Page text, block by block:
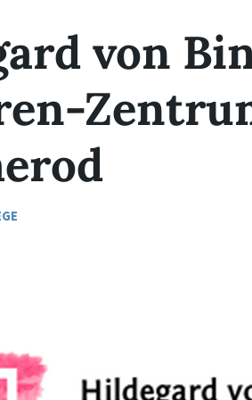
von